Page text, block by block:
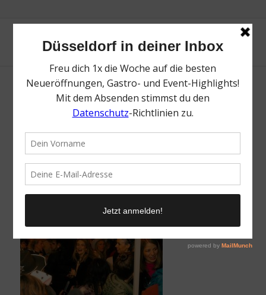
Düsseldorf Karneval 2026 – die besten